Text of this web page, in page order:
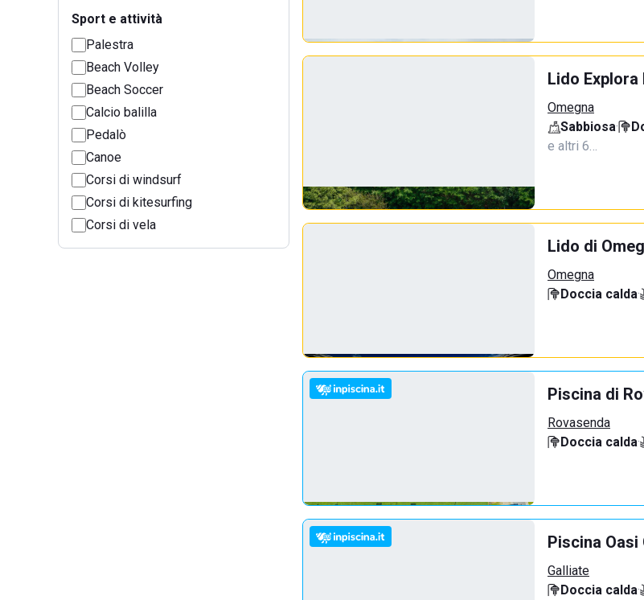
Sport e attività
Palestra
Beach Volley
Beach Soccer
Calcio balilla
Pedalò
Canoe
Corsi di windsurf
Corsi di kitesurfing
Corsi di vela
Lido Explora
Omegna
Sabbiosa·
e altri 6…
Lido di
Omegna
Doccia calda·
Piscina di
Rovasenda
Doccia calda·
Piscina Oasi
Galliate
Doccia calda·